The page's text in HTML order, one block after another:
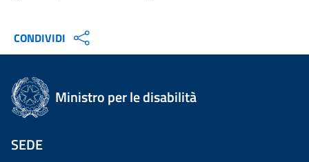
CONDIVIDI
Ministro per le disabilità
SEDE